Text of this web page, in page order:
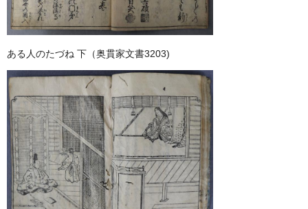
ある人のたづね 下（奥貫家文書3203)